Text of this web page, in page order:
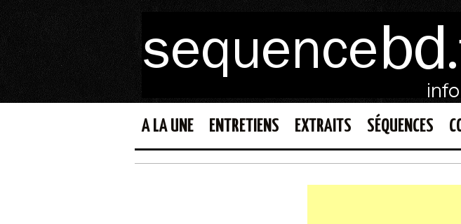
A LA UNE ENTRETIENS EXTRAITS SÉQUENCES